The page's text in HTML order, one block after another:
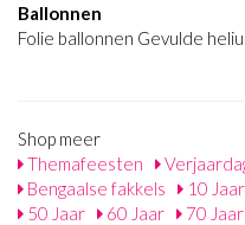
Ballonnen
Folie ballonnen Gevulde
Shop meer
Themafeesten
Bengaalse fakkels
10 Jaar
50 Jaar
60 Jaar 70 Jaar